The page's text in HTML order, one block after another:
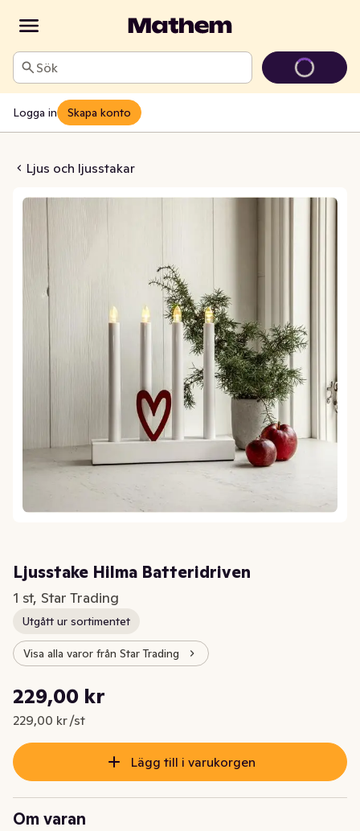
Sök
Logga in Skapa konto
Ljus och ljusstakar
Batteridriven
Ljusstake Hilma Batteridriven
1 st, Star Trading
Utgått ur sortimentet
Visa alla varor från Star Trading
Nuvarande pris är: 229,00 kr
229,00 kr
229,00 kr /st
Styckpris: 229,00 kr /st
Lägg till i varukorgen
Om varan